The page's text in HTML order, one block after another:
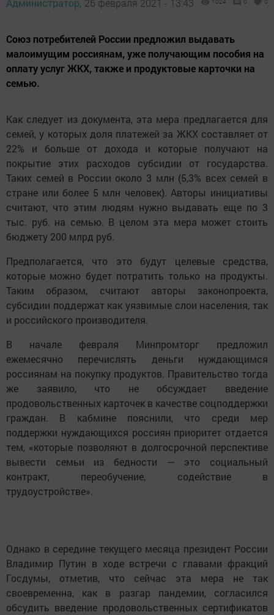
Администратор, 26 февраля 2021 - 13:43 1024 0 0
Союз потребителей России предложил выдавать
малоимущим россиянам, уже получающим пособия на
оплату услуг ЖКХ, также и продуктовые карточки на
семью.
Как следует из документа, эта мера предлагается для
семей, у которых доля платежей за ЖКХ составляет от
22% и больше от дохода и которые получают на
покрытие этих расходов субсидии от государства.
Таких семей в России около 3 млн (5,3% всех семей в
стране или более 5 млн человек). Авторы инициативы
считают, что этим людям нужно выдавать еще по 3
тыс. руб. на семью. В целом эта мера может стоить
бюджету 200 млрд руб.
Предполагается, что это будут целевые средства,
которые можно будет потратить только на продукты.
Таким образом, считают авторы законопроекта,
субсидии поддержат как уязвимые слои населения, так
и российского производителя.
В начале февраля Минпромторг предложил
ежемесячно перечислять деньги нуждающимся
россиянам на покупку продуктов. Правительство тогда
же заявило, что не обсуждает введение
продовольственных карточек в качестве соцподдержки
граждан. В кабмине пояснили, что среди мер
поддержки нуждающихся россиян приоритет отдается
тем, «которые позволяют в долгосрочной перспективе
вывести семьи из бедности — это социальный
контракт, переобучение, содействие в
трудоустройстве».
Однако в середине текущего месяца президент России
Владимир Путин в ходе встречи с главами фракций
Госдумы, отметив, что сейчас эта мера не так
своевременна, как в разгар пандемии, согласился
обсудить введение продовольственных сертификатов